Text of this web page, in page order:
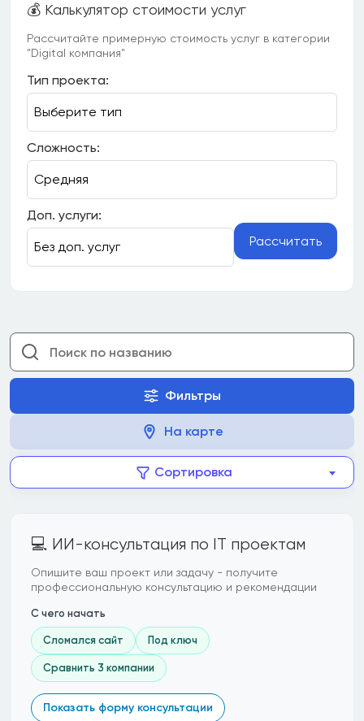
💰 Калькулятор стоимости услуг
Рассчитайте примерную стоимость услуг в категории
"Digital компания"
Тип проекта:
Сложность:
Доп. услуги:
Рассчитать
Фильтры
На карте
Сортировка
💻 ИИ-консультация по IT проектам
Опишите ваш проект или задачу - получите
профессиональную консультацию и рекомендации
С чего начать
Сломался сайт Под ключ
Сравнить 3 компании
Показать форму консультации